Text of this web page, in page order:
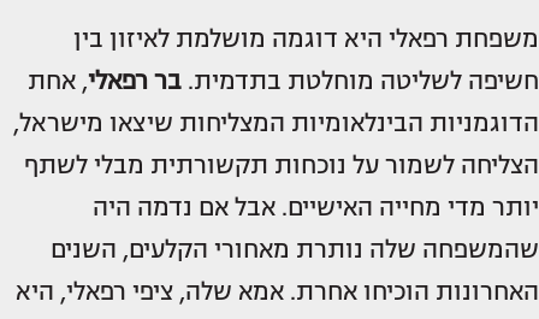
משפחת רפאלי היא דוגמה מושלמת לאיזון בין
חשיפה לשליטה מוחלטת בתדמית. בר רפאלי, אחת
הדוגמניות הבינלאומיות המצליחות שיצאו מישראל,
הצליחה לשמור על נוכחות תקשורתית מבלי לשתף
יותר מדי מחייה האישיים. אבל אם נדמה היה
שהמשפחה שלה נותרת מאחורי הקלעים, השנים
האחרונות הוכיחו אחרת. אמא שלה, ציפי רפאלי, היא